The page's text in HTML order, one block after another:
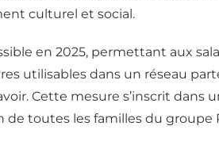
culturel et social.
en 2025, permettant aux
utilisables dans un réseau
Cette mesure s’inscrit dans
toutes les familles du groupe